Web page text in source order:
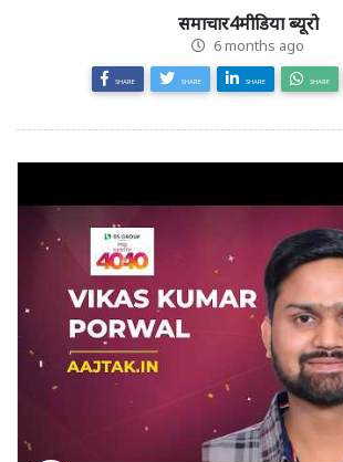
समाचार4मीडिया ब्यूरो
6 months ago
SHARE SHARE SHARE SHARE